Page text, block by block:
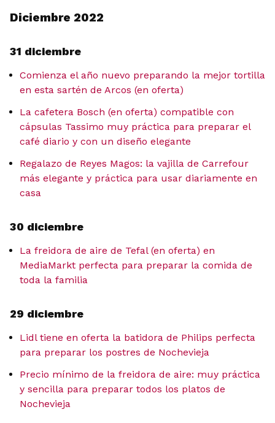
Diciembre 2022
31 diciembre
Comienza el año nuevo preparando la mejor tortilla
en esta sartén de Arcos (en oferta)
La cafetera Bosch (en oferta) compatible con
cápsulas Tassimo muy práctica para preparar el
café diario y con un diseño elegante
Regalazo de Reyes Magos: la vajilla de Carrefour
más elegante y práctica para usar diariamente en
casa
30 diciembre
La freidora de aire de Tefal (en oferta) en
MediaMarkt perfecta para preparar la comida de
toda la familia
29 diciembre
Lidl tiene en oferta la batidora de Philips perfecta
para preparar los postres de Nochevieja
Precio mínimo de la freidora de aire: muy práctica
y sencilla para preparar todos los platos de
Nochevieja